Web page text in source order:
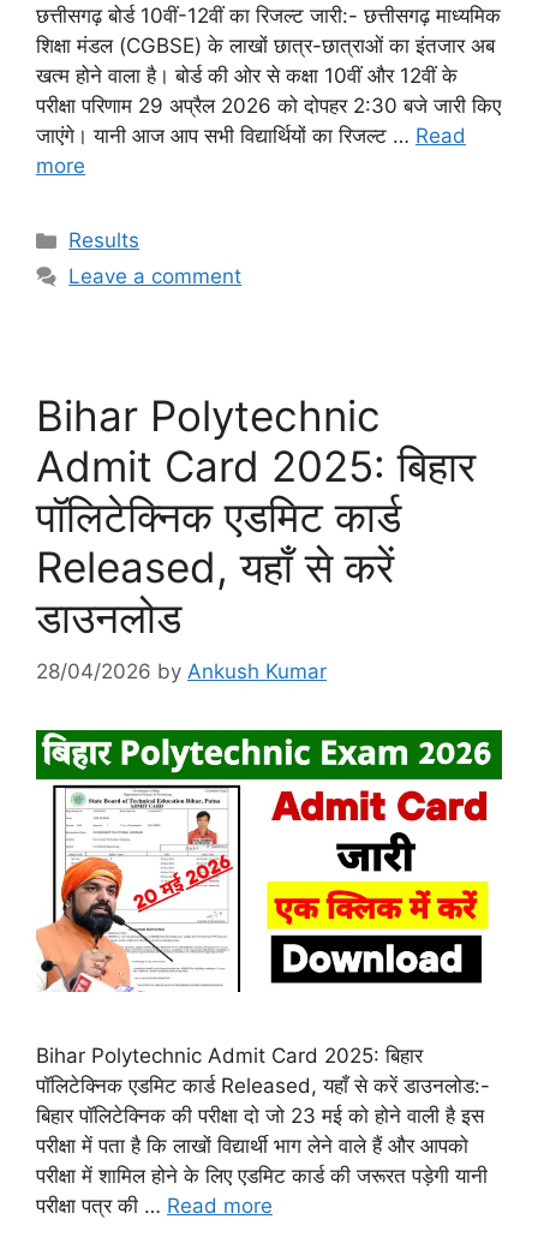
छत्तीसगढ़ बोर्ड 10वीं-12वीं का रिजल्ट जारी:- छत्तीसगढ़ माध्यमिक
शिक्षा मंडल (CGBSE) के लाखों छात्र-छात्राओं का इंतजार अब
खत्म होने वाला है। बोर्ड की ओर से कक्षा 10वीं और 12वीं के
परीक्षा परिणाम 29 अप्रैल 2026 को दोपहर 2:30 बजे जारी किए
जाएंगे। यानी आज आप सभी विद्यार्थियों का रिजल्ट … Read
more
Categories
Results
Leave a comment
Bihar Polytechnic
Admit Card 2025: बिहार
पॉलिटेक्निक एडमिट कार्ड
Released, यहाँ से करें
डाउनलोड
28/04/2026 by Ankush Kumar
Bihar Polytechnic Admit Card 2025: बिहार
पॉलिटेक्निक एडमिट कार्ड Released, यहाँ से करें डाउनलोड:-
बिहार पॉलिटेक्निक की परीक्षा दो जो 23 मई को होने वाली है इस
परीक्षा में पता है कि लाखों विद्यार्थी भाग लेने वाले हैं और आपको
परीक्षा में शामिल होने के लिए एडमिट कार्ड की जरूरत पड़ेगी यानी
परीक्षा पत्र की … Read more